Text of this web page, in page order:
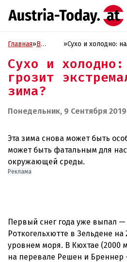
Главная»В
»Сухо и холодно:
Сухо и
грозит
зима?
Понедельник, 9 Сентября 2019
Эта зима снова может быть
может быть фатальным для
Реклама
Первый снег года уже выпал —
Роткогельхютте в Зельдене на
уровнем моря. В Кюхтае (2000
на перевале Решен и Бреннер